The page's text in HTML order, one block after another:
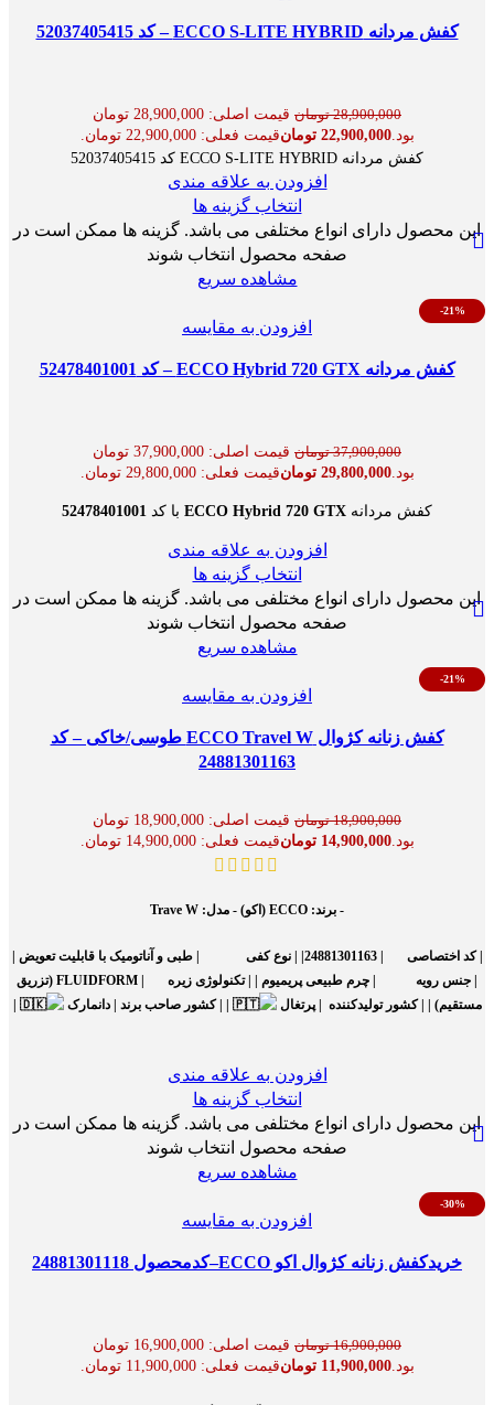
کفش مردانه ECCO S-LITE HYBRID – کد 52037405415
28,900,000 تومان
قیمت اصلی: 28,900,000 تومان
بود.22,900,000 تومانقیمت فعلی: 22,900,000 تومان.
کفش مردانه ECCO S-LITE HYBRID کد 52037405415
افزودن به علاقه مندی
انتخاب گزینه ها
این محصول دارای انواع مختلفی می باشد. گزینه ها ممکن است در
صفحه محصول انتخاب شوند
مشاهده سریع
-21%
افزودن به مقایسه
کفش مردانه ECCO Hybrid 720 GTX – کد 52478401001
37,900,000 تومان
قیمت اصلی: 37,900,000 تومان
بود.29,800,000 تومانقیمت فعلی: 29,800,000 تومان.
کفش مردانه ECCO Hybrid 720 GTX با کد 52478401001
افزودن به علاقه مندی
انتخاب گزینه ها
این محصول دارای انواع مختلفی می باشد. گزینه ها ممکن است در
صفحه محصول انتخاب شوند
مشاهده سریع
-21%
افزودن به مقایسه
کفش زنانه کژوال ECCO Travel W طوسی/خاکی – کد
24881301163
18,900,000 تومان
قیمت اصلی: 18,900,000 تومان
بود.14,900,000 تومانقیمت فعلی: 14,900,000 تومان.
- برند: مدل:
|کد اختصاصی | 24881301163| | نوع کفی
| طبی و آناتومیک با قابلیت تعویض |
جنس رویه | چرم طبیعی پریمیوم | |تکنولوژی زیره
| FLUIDFORM (تزریق
مستقیم) | |کشور تولیدکننده | پرتغال | |کشور صاحب برند | دانمارک
افزودن به علاقه مندی
انتخاب گزینه ها
این محصول دارای انواع مختلفی می باشد. گزینه ها ممکن است در
صفحه محصول انتخاب شوند
مشاهده سریع
-30%
افزودن به مقایسه
خریدکفش زنانه کژوال اکو ECCO–کدمحصول 24881301118
16,900,000 تومان
قیمت اصلی: 16,900,000 تومان
بود.11,900,000 تومانقیمت فعلی: 11,900,000 تومان.